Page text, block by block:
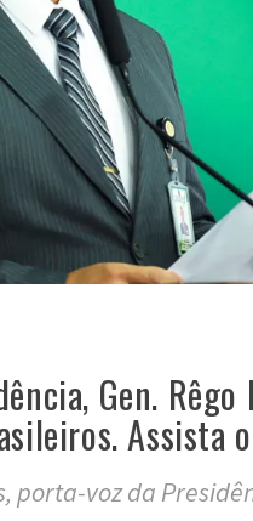
Gen.
Assista
porta-voz da